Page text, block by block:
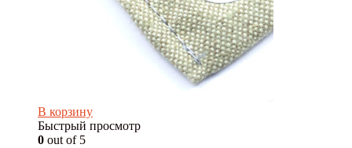
В корзину
Быстрый просмотр
0 out of 5